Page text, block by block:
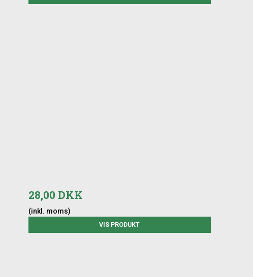
28,00 DKK
(inkl. moms)
VIS PRODUKT